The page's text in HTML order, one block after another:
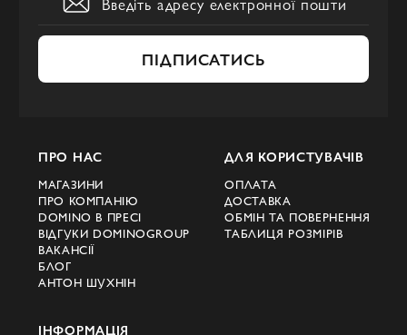
ПІДПИСАТИСЬ
ПРО НАС
МАГАЗИНИ
ПРО КОМПАНІЮ
DOMINO В ПРЕСІ
ВІДГУКИ DOMINOGROUP
ВАКАНСІЇ
БЛОГ
АНТОН ШУХНІН
ДЛЯ КОРИСТУВАЧІВ
ОПЛАТА
ДОСТАВКА
ОБМІН ТА ПОВЕРНЕННЯ
ТАБЛИЦЯ РОЗМІРІВ
ІНФОРМАЦІЯ